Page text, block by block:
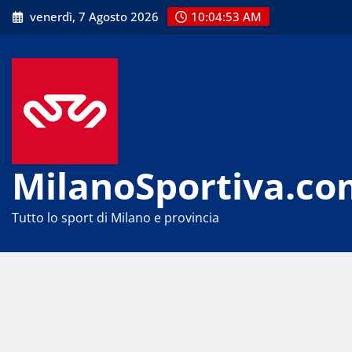
Skip
to
venerdì, 7 Agosto 2026 10:04:54 AM
Tutto lo sport di Milano e provincia